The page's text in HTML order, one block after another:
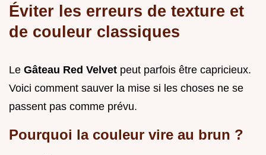
Éviter les erreurs de texture et
de couleur classiques
Le Gâteau Red Velvet peut parfois être capricieux.
Voici comment sauver la mise si les choses ne se
passent pas comme prévu.
Pourquoi la couleur vire au brun ?